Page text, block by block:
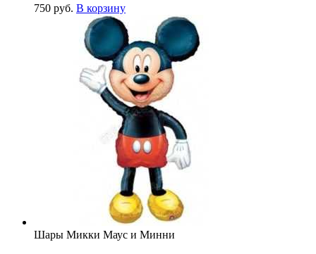
750 руб. В корзину
Шары Микки Маус и Минни